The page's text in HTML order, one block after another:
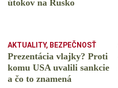
útokov na Rusko
AKTUALITY, BEZPEČNOSŤ
Prezentácia vlajky? Proti
komu USA uvalili sankcie
a čo to znamená